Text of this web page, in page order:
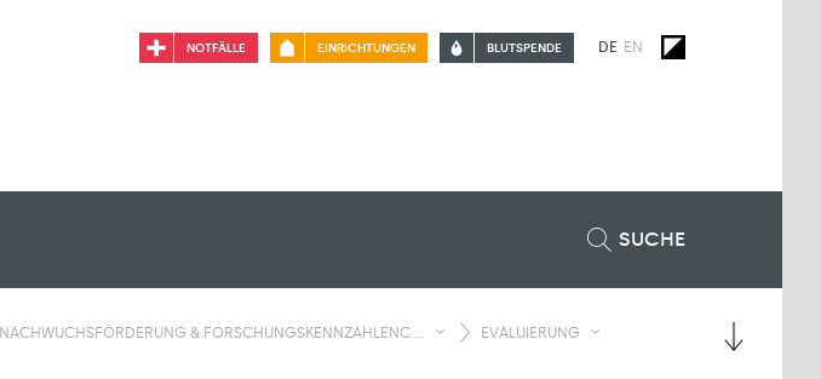
NOTFÄLLE EINRICHTUNGEN BLUTSPENDE DE EN
SUCHE
NACHWUCHSFÖRDERUNG & FORSCHUNGSKENNZAHLENC.... EVALUIERUNG